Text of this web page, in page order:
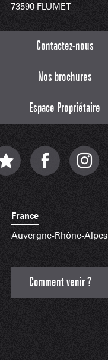
73590 FLUMET
Contactez-nous
Nos brochures
Espace Propriétaire
France
Auvergne-Rhône-Alpes
Comment venir ?